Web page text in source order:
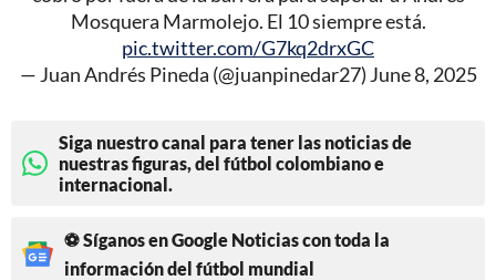
Mosquera Marmolejo. El 10 siempre está.
pic.twitter.com/G7kq2drxGC
— Juan Andrés Pineda (@juanpinedar27) June 8, 2025
Siga nuestro canal para tener las noticias de
nuestras figuras, del fútbol colombiano e
internacional.
⚽ Síganos en Google Noticias con toda la
información del fútbol mundial